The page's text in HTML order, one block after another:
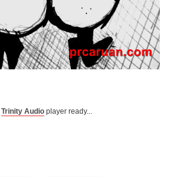
Trinity Audio player ready...